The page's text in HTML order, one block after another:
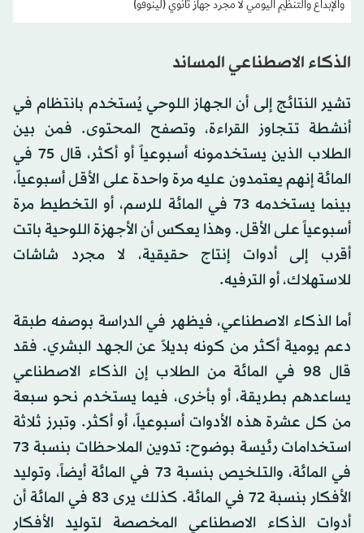
والإبداع والتنظيم اليومي لا مجرد جهاز ثانوي (لينوفو)
الذكاء الاصطناعي المساند
تشير النتائج إلى أن الجهاز اللوحي يُستخدم بانتظام في
أنشطة تتجاوز القراءة، وتصفح المحتوى. فمن بين
الطلاب الذين يستخدمونه أسبوعياً أو أكثر، قال 75 في
المائة إنهم يعتمدون عليه مرة واحدة على الأقل أسبوعياً،
بينما يستخدمه 73 في المائة للرسم، أو التخطيط مرة
أسبوعياً على الأقل. وهذا يعكس أن الأجهزة اللوحية باتت
أقرب إلى أدوات إنتاج حقيقية، لا مجرد شاشات
للاستهلاك، أو الترفيه.
أما الذكاء الاصطناعي، فيظهر في الدراسة بوصفه طبقة
دعم يومية أكثر من كونه بديلاً عن الجهد البشري. فقد
قال 98 في المائة من الطلاب إن الذكاء الاصطناعي
يساعدهم بطريقة، أو بأخرى، فيما يستخدم نحو سبعة
من كل عشرة هذه الأدوات أسبوعياً، أو أكثر. وتبرز ثلاثة
استخدامات رئيسة بوضوح: تدوين الملاحظات بنسبة 73
في المائة، والتلخيص بنسبة 73 في المائة أيضاً، وتوليد
الأفكار بنسبة 72 في المائة. كذلك يرى 83 في المائة أن
أدوات الذكاء الاصطناعي المخصصة لتوليد الأفكار